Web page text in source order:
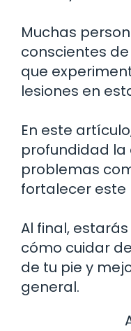
Muchas
conscientes
que
lesiones en
En este
profundidad la
problemas
fortalecer este
Al final,
cómo cuidar
de tu pie y
general.